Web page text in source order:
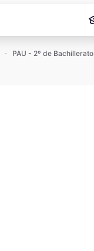
PAU - 2º de Bachillerato